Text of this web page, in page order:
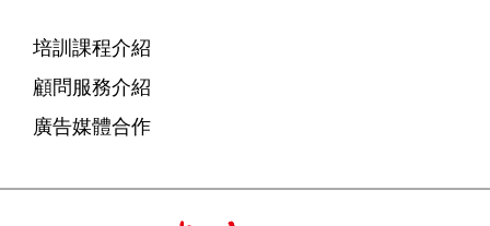
培訓課程介紹
顧問服務介紹
廣告媒體合作